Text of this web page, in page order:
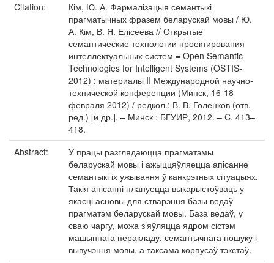
Citation:
Кім, Ю. А. Фармалізацыя семантыкі
прагматычных фразем беларускай мовы / Ю.
А. Кім, В. Я. Елісеева // Открытые
семантические технологии проектирования
интеллектуальных систем = Open Semantic
Technologies for Intelligent Systems (OSTIS-
2012) : материалы II Международной научно-
технической конференции (Минск, 16-18
февраля 2012) / редкол.: В. В. Голенков (отв.
ред.) [и др.]. – Минск : БГУИР, 2012. – C. 413–
418.
Abstract:
У працы разглядаюцца прагматэмы
беларускай мовы і ажыццяўляецца апісанне
семантыкі іх ужывання ў канкрэтных сітуацыях.
Такія апісанні плануецца выкарыстоўваць у
якасці асновы для стварэння базы ведаў
прагматэм беларускай мовы. База ведаў, у
сваю чаргу, можа з’яўляцца ядром сістэм
машыннага перакладу, семантычнага пошуку і
вывучэння мовы, а таксама корпусаў тэкстаў.